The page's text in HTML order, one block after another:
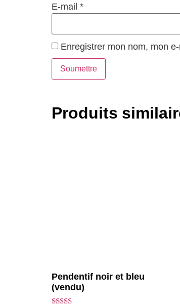
E-mail *
Enregistrer mon nom, mon
Produits
Pendentif noir et bleu
(vendu)